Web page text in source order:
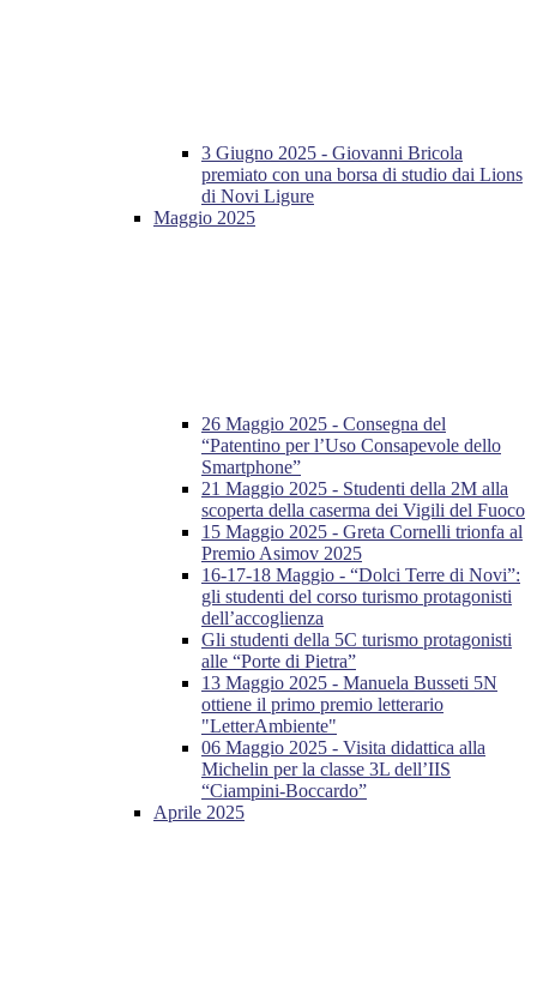
3 Giugno 2025 - Giovanni Bricola
premiato con una borsa di studio dai Lions
di Novi Ligure
Maggio 2025
26 Maggio 2025 - Consegna del
“Patentino per l’Uso Consapevole dello
Smartphone”
21 Maggio 2025 - Studenti della 2M alla
scoperta della caserma dei Vigili del Fuoco
15 Maggio 2025 - Greta Cornelli trionfa al
Premio Asimov 2025
16-17-18 Maggio - “Dolci Terre di Novi”:
gli studenti del corso turismo protagonisti
dell’accoglienza
Gli studenti della 5C turismo protagonisti
alle “Porte di Pietra”
13 Maggio 2025 - Manuela Busseti 5N
ottiene il primo premio letterario
"LetterAmbiente"
06 Maggio 2025 - Visita didattica alla
Michelin per la classe 3L dell’IIS
“Ciampini-Boccardo”
Aprile 2025